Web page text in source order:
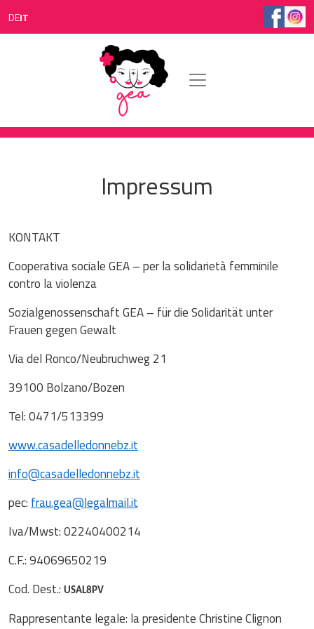
Salta al contenuto principale
DEIT
Impressum
KONTAKT
Cooperativa sociale GEA – per la solidarietà femminile
contro la violenza
Sozialgenossenschaft GEA – für die Solidarität unter
Frauen gegen Gewalt
Via del Ronco/Neubruchweg 21
39100 Bolzano/Bozen
Tel: 0471/513399
www.casadelledonnebz.it
info@casadelledonnebz.it
pec: frau.gea@legalmail.it
Iva/Mwst: 02240400214
C.F.: 94069650219
Cod. Dest.: USAL8PV
Rappresentante legale: la presidente Christine Clignon